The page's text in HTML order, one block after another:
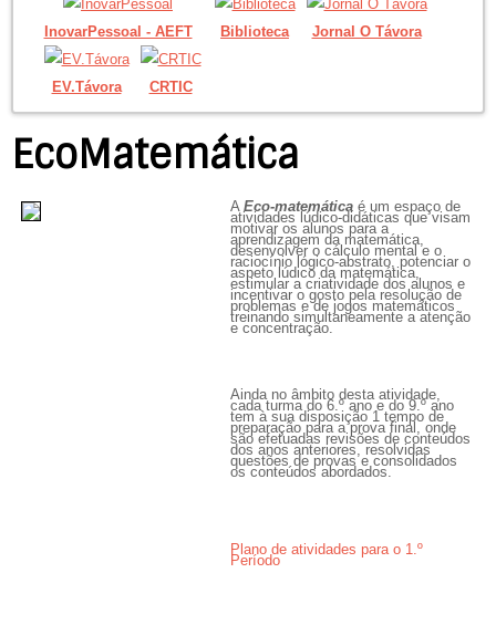
InovarPessoal - AEFT Biblioteca Jornal O Távora
EV.Távora CRTIC
EcoMatemática
A Eco-matemática é um espaço de
atividades lúdico-didáticas que visam
motivar os alunos para a
aprendizagem da matemática,
desenvolver o cálculo mental e o
raciocínio lógico-abstrato, potenciar o
aspeto lúdico da matemática,
estimular a criatividade dos alunos e
incentivar o gosto pela resolução de
problemas e de jogos matemáticos
treinando simultaneamente a atenção
e concentração.
Ainda no âmbito desta atividade,
cada turma do 6.º ano e do 9.º ano
tem à sua disposição 1 tempo de
preparação para a prova final, onde
são efetuadas revisões de conteúdos
dos anos anteriores, resolvidas
questões de provas e consolidados
os conteúdos abordados.
Plano de atividades para o 1.º
Período